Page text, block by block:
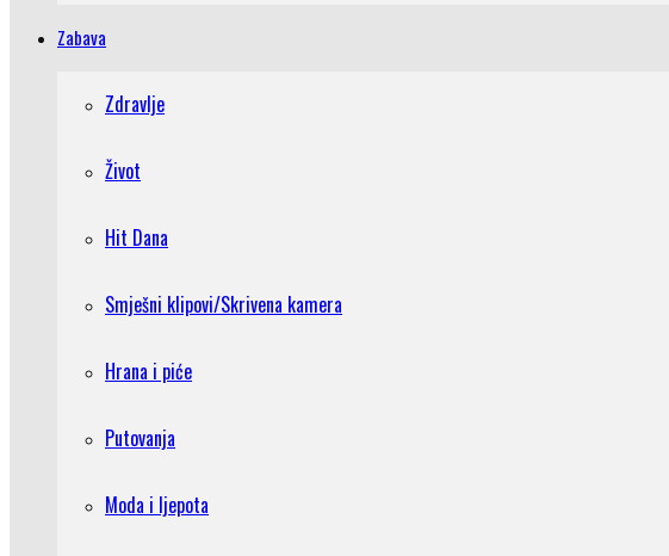
Zabava
Zdravlje
Život
Hit Dana
Smješni klipovi/Skrivena kamera
Hrana i piće
Putovanja
Moda i ljepota